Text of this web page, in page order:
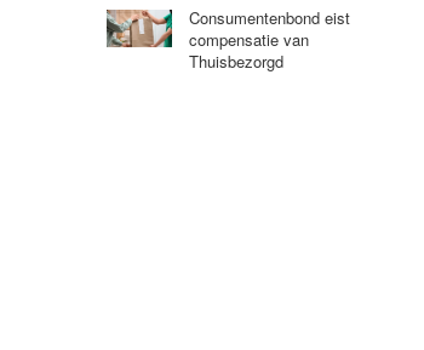
Consumentenbond eist
compensatie van
Thuisbezorgd